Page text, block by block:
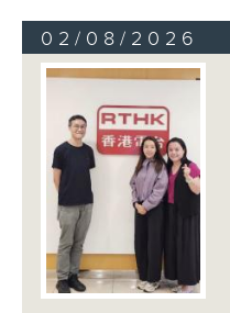
02/08/2026